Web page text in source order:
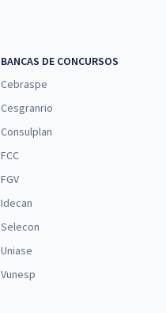
BANCAS DE CONCURSOS
Cebraspe
Cesgranrio
Consulplan
FCC
FGV
Idecan
Selecon
Uniase
Vunesp